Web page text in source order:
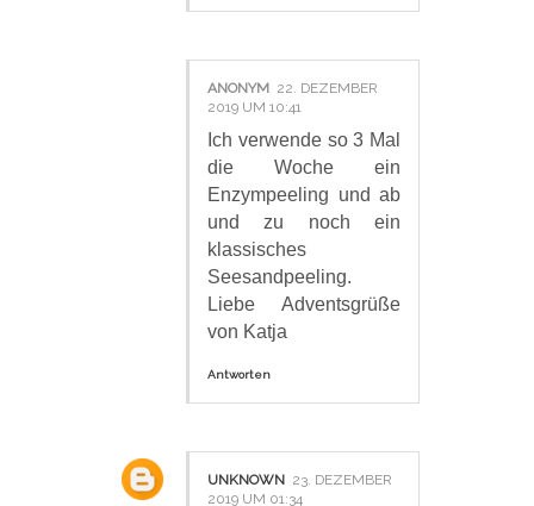
ANONYM 22. DEZEMBER
2019 UM 10:41
Ich verwende so 3 Mal
die Woche ein
Enzympeeling und ab
und zu noch ein
klassisches
Seesandpeeling.
Liebe Adventsgrüße
von Katja
Antworten
UNKNOWN 23. DEZEMBER
2019 UM 01:34